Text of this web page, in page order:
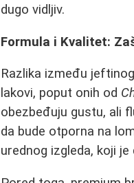
dugo vidljiv.
Formula i Kvalitet:
Razlika između
lakovi, poput onih od
obezbeđuju gustu, ali
da bude otporna na
urednog izgleda, koji